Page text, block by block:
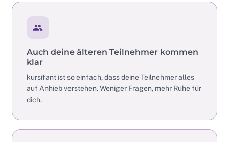
Auch deine älteren Teilnehmer kommen
klar
kursifant ist so einfach, dass deine Teilnehmer alles
auf Anhieb verstehen. Weniger Fragen, mehr Ruhe für
dich.